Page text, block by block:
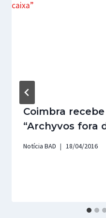
Coimbra
“Archyvos fora
Notícia BAD 18/04/2016